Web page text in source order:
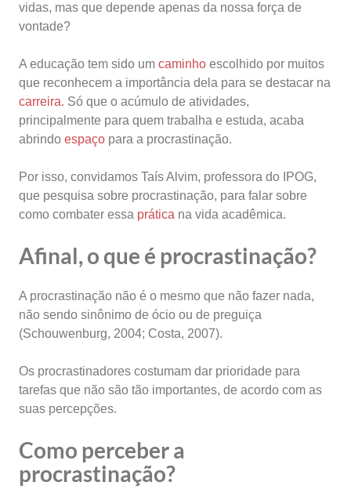
vidas, mas que depende apenas da nossa força de
vontade?
A educação tem sido um caminho escolhido por muitos
que reconhecem a importância dela para se destacar na
carreira. Só que o acúmulo de atividades,
principalmente para quem trabalha e estuda, acaba
abrindo espaço para a procrastinação.
Por isso, convidamos Taís Alvim, professora do IPOG,
que pesquisa sobre procrastinação, para falar sobre
como combater essa prática na vida acadêmica.
Afinal, o que é procrastinação?
A procrastinação não é o mesmo que não fazer nada,
não sendo sinônimo de ócio ou de preguiça
(Schouwenburg, 2004; Costa, 2007).
Os procrastinadores costumam dar prioridade para
tarefas que não são tão importantes, de acordo com as
suas percepções.
Como perceber a
procrastinação?